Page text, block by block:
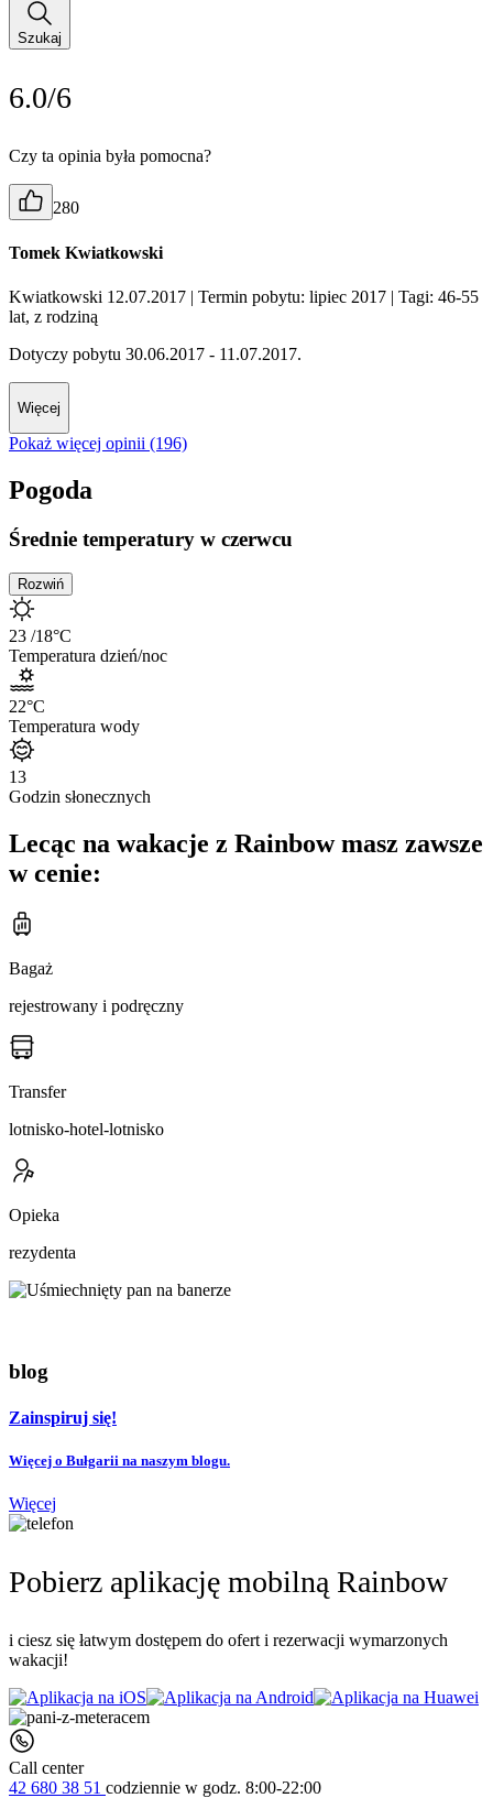
Szukaj
6.0/6
Czy ta opinia była pomocna?
280
Tomek Kwiatkowski
Kwiatkowski 12.07.2017 | Termin pobytu: lipiec 2017 | Tagi: 46-55
lat, z rodziną
Dotyczy pobytu 30.06.2017 - 11.07.2017.
Więcej
Pokaż więcej opinii (196)
Pogoda
Średnie temperatury w czerwcu
Rozwiń
23 /18°C
Temperatura dzień/noc
22°C
Temperatura wody
13
Godzin słonecznych
Lecąc na wakacje z Rainbow masz zawsze
w cenie:
Bagaż
rejestrowany i podręczny
Transfer
lotnisko-hotel-lotnisko
Opieka
rezydenta
blog
Zainspiruj się!
Więcej o Bułgarii na naszym blogu.
Więcej
Pobierz aplikację mobilną Rainbow
i ciesz się łatwym dostępem do ofert i rezerwacji wymarzonych
wakacji!
Call center
42 680 38 51 codziennie w godz. 8:00-22:00